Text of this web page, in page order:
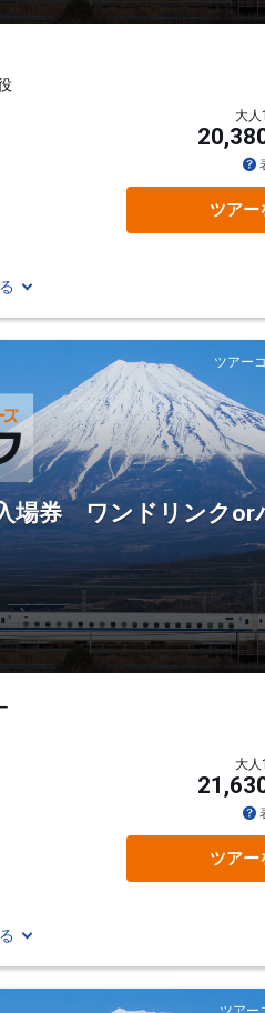
大
ツアー
ツアー
場券 ワンドリンクor
大
ツアー